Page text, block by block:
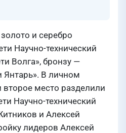
и серебро
Научно-технический
Волга», бронзу —
Янтарь». В личном
второе место разделили
Научно-технический
и Алексей
лидеров Алексей